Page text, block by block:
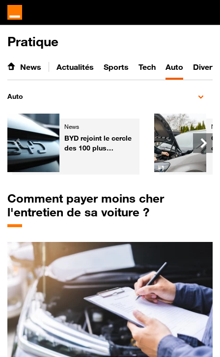
Pratique
News Actualités Sports Tech Auto
Auto
News
BYD rejoint le cercle
des 100 plus
Comment payer moins cher
l'entretien de sa voiture ?